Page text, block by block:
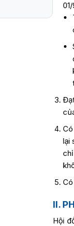
lại
II.
Hội